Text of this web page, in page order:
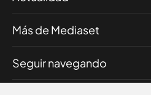
Más de Mediaset
Seguir navegando